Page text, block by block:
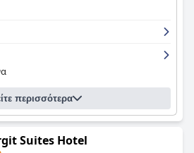
περισσότερα
Suites Hotel